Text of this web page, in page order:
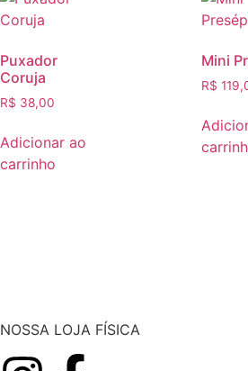
Puxador
Coruja
R$ 38,00
Adicionar ao
carrinho
Mini
R$
NOSSA LOJA FÍSICA